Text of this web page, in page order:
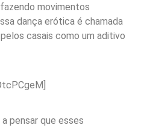
movimentos
dança erótica é chamada
casais como um aditivo
pensar que esses